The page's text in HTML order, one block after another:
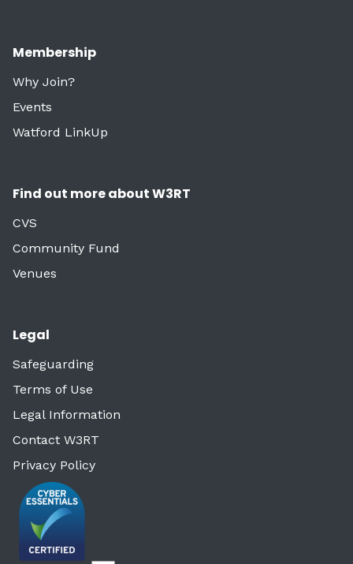
Membership
Why Join?
Events
Watford LinkUp
Find out more about W3RT
CVS
Community Fund
Venues
Legal
Safeguarding
Terms of Use
Legal Information
Contact W3RT
Privacy Policy